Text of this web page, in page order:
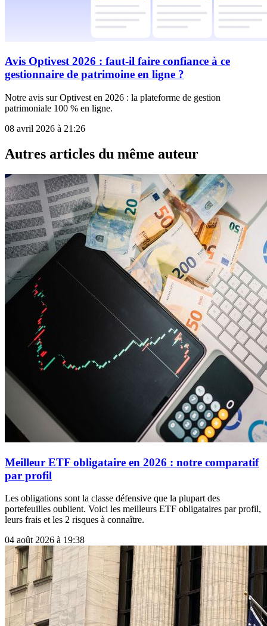
Avis Optivest 2026 : faut-il faire confiance à ce
gestionnaire de patrimoine en ligne ?
Notre avis sur Optivest en 2026 : la plateforme de gestion
patrimoniale 100 % en ligne.
08 avril 2026 à 21:26
Autres articles du même auteur
Meilleur ETF obligataire en 2026 : notre comparatif
par profil
Les obligations sont la classe défensive que la plupart des
portefeuilles oublient. Voici les meilleurs ETF obligataires par profil,
leurs frais et les 2 risques à connaître.
04 août 2026 à 19:38